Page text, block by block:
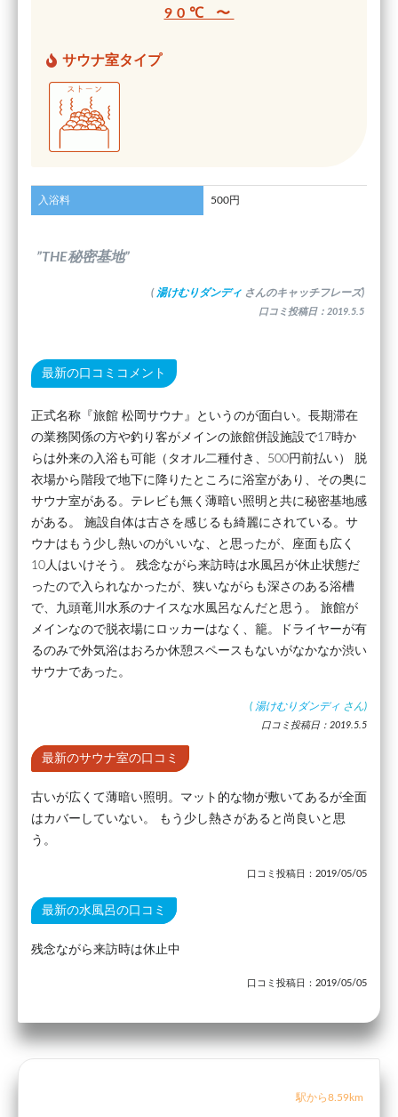
90℃ 〜
サウナ室タイプ
入浴料 500円
”THE秘密基地”
( 湯けむりダンディ さんのキャッチフレーズ)
口コミ投稿日：2019.5.5
最新の口コミコメント
正式名称『旅館 松岡サウナ』というのが面白い。長期滞在
の業務関係の方や釣り客がメインの旅館併設施設で17時か
らは外来の入浴も可能（タオル二種付き、500円前払い） 脱
衣場から階段で地下に降りたところに浴室があり、その奥に
サウナ室がある。テレビも無く薄暗い照明と共に秘密基地感
がある。 施設自体は古さを感じるも綺麗にされている。サ
ウナはもう少し熱いのがいいな、と思ったが、座面も広く
10人はいけそう。 残念ながら来訪時は水風呂が休止状態だ
ったので入られなかったが、狭いながらも深さのある浴槽
で、九頭竜川水系のナイスな水風呂なんだと思う。 旅館が
メインなので脱衣場にロッカーはなく、籠。ドライヤーが有
るのみで外気浴はおろか休憩スペースもないがなかなか渋い
サウナであった。
( 湯けむりダンディ さん)
口コミ投稿日：2019.5.5
最新のサウナ室の口コミ
古いが広くて薄暗い照明。マット的な物が敷いてあるが全面
はカバーしていない。 もう少し熱さがあると尚良いと思
う。
口コミ投稿日：2019/05/05
最新の水風呂の口コミ
残念ながら来訪時は休止中
口コミ投稿日：2019/05/05
駅から8.59km